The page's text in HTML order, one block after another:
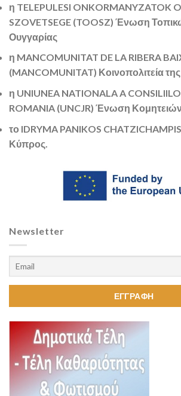
η TELEPULESI ONKORMANYZATOK
SZOVETSEGE (TOOSZ) Ένωση
Ουγγαρίας
η MANCOMUNITAT DE LA RIBERA
(MANCOMUNITAT) Κοινοπολιτεία
η UNIUNEA NATIONALA A
ROMANIA (UNCJR) Ένωση
το IDRYMA PANIKOS
Κύπρος.
Newsletter